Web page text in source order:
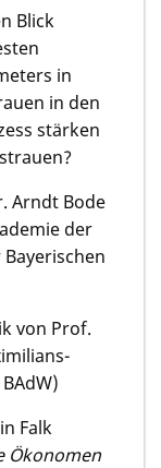
Blick
in
in den
stärken
Arndt Bode
der
von Prof.
Falk
Ökonomen